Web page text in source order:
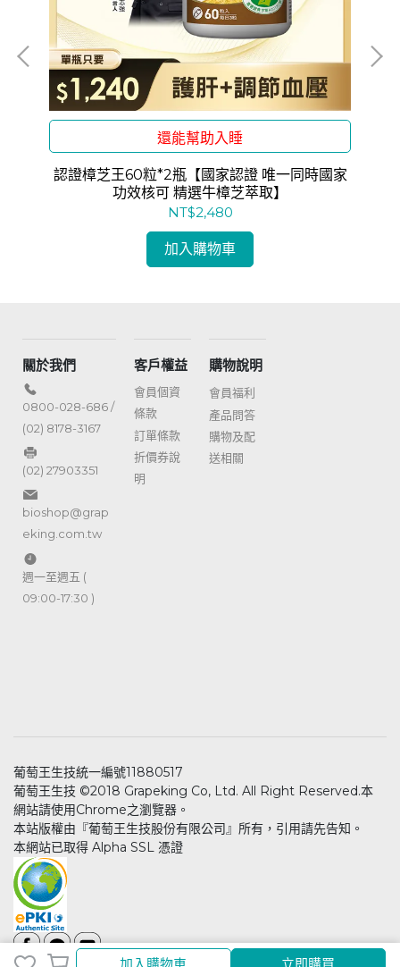
還能幫助入睡
認證樟芝王60粒*2瓶【國家認證 唯一同時國家
功效核可 精選牛樟芝萃取】
NT$2,480
加入購物車
關於我們
0800-028-686 /
(02) 8178-3167
(02) 27903351
bioshop@grap
eking.com.tw
週一至週五 (
09:00-17:30 )
客戶權益
會員個資
條款
訂單條款
折價券說
明
購物說明
會員福利
產品問答
購物及配
送相關
葡萄王生技統一編號11880517
葡萄王生技 ©2018 Grapeking Co, Ltd. All Right Reserved.本
網站請使用Chrome之瀏覽器。
本站版權由『葡萄王生技股份有限公司』所有，引用請先告知。
本網站已取得 Alpha SSL 憑證